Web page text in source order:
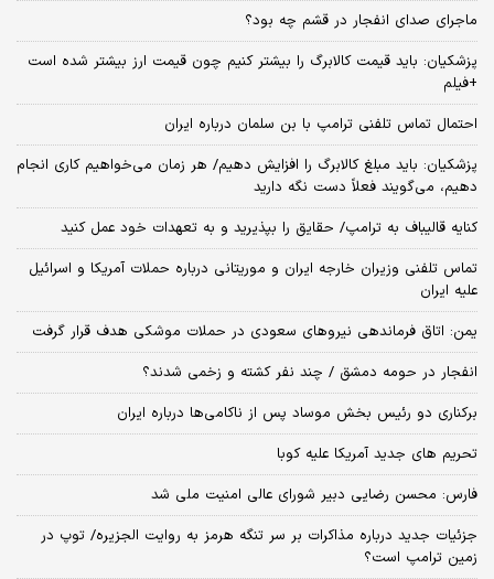
ماجرای صدای انفجار در قشم چه بود؟
پزشکیان: باید قیمت کالابرگ را بیشتر کنیم چون قیمت ارز بیشتر شده است
+فیلم
احتمال تماس تلفنی ترامپ با بن سلمان درباره ایران
پزشکیان: باید مبلغ کالابرگ را افزایش دهیم/ هر زمان می‌خواهیم کاری انجام
دهیم، می‌گویند فعلاً دست نگه دارید
کنایه قالیباف به ترامپ/ حقایق را بپذیرید و به تعهدات خود عمل کنید
تماس تلفنی وزیران خارجه ایران و موریتانی درباره حملات آمریکا و اسرائیل
علیه ایران
یمن: اتاق فرماندهی نیروهای سعودی در حملات موشکی هدف قرار گرفت
انفجار در حومه دمشق / چند نفر کشته و زخمی شدند؟
برکناری دو رئیس بخش موساد پس از ناکامی‌ها درباره ایران
تحریم های جدید آمریکا علیه کوبا
فارس: محسن رضایی دبیر شورای عالی امنیت ملی شد
جزئیات جدید درباره مذاکرات بر سر تنگه هرمز به روایت الجزیره/ توپ در
زمین ترامپ است؟